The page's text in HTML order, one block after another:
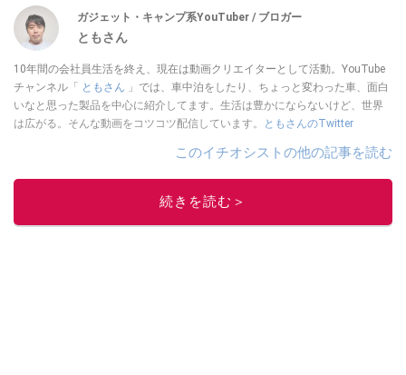
ガジェット・キャンプ系YouTuber / ブロガー
ともさん
10年間の会社員生活を終え、現在は動画クリエイターとして活動。YouTube
チャンネル「
ともさん 」では、車中泊をしたり、ちょっと変わった車、面白
いなと思った製品を中心に紹介してます。生活は豊かにならないけど、世界
は広がる。そんな動画をコツコツ配信しています。
ともさんのTwitter
このイチオシストの他の記事を読む
続きを読む＞